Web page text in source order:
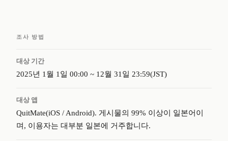
조사 방법
대상 기간
2025년 1월 1일 00:00 ~ 12월 31일 23:59(JST)
대상 앱
QuitMate(iOS / Android). 게시물의 99% 이상이 일본어이
며, 이용자는 대부분 일본에 거주합니다.